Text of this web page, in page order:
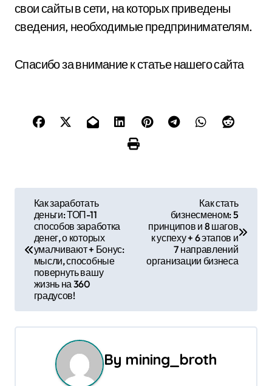
свои сайты в сети, на которых приведены
сведения, необходимые предпринимателям.
Спасибо за внимание к статье нашего сайта
в
а
Как заработать
деньги: ТОП-11
способов заработка
денег, о которых
умалчивают + Бонус:
мысли, способные
повернуть вашу
жизнь на 360
градусов!
Как стать
бизнесменом: 5
принципов и 8 шагов
к успеху + 6 этапов и
7 направлений
организации бизнеса
By mining_broth